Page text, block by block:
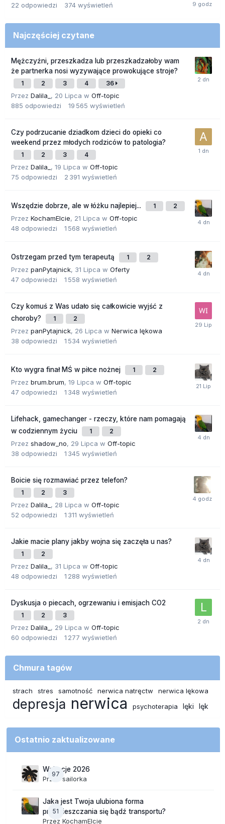
22 odpowiedzi 374 wyświetleń
Najczęściej czytane
Mężczyźni, przeszkadza lub przeszkadzałoby wam
że partnerka nosi wyzywające prowokujące stroje?
1 2 3 4 36
Przez Dalila_ , 20 Lipca w Off-topic
885 odpowiedzi 19 565 wyświetleń
Czy podrzucanie dziadkom dzieci do opieki co
weekend przez młodych rodziców to patologia?
1 2 3 4
Przez Dalila_ , 19 Lipca w Off-topic
75 odpowiedzi 2 391 wyświetleń
Wszędzie dobrze, ale w łóżku najlepiej... 1 2
Przez KochamElcie, 21 Lipca w Off-topic
48 odpowiedzi 1 568 wyświetleń
Ostrzegam przed tym terapeutą 1 2
Przez panPytajnick, 31 Lipca w Oferty
47 odpowiedzi 1 558 wyświetleń
Czy komuś z Was udało się całkowicie wyjść z
choroby?
1 2
Przez panPytajnick, 26 Lipca w Nerwica lękowa
38 odpowiedzi 1 534 wyświetleń
Kto wygra finał MŚ w piłce nożnej 1 2
Przez brum.brum, 19 Lipca w Off-topic
47 odpowiedzi 1 348 wyświetleń
Lifehack, gamechanger - rzeczy, które nam pomagają
w codziennym życiu
1 2
Przez shadow_no, 29 Lipca w Off-topic
38 odpowiedzi 1 345 wyświetleń
Boicie się rozmawiać przez telefon?
1 2 3
Przez Dalila_ , 28 Lipca w Off-topic
52 odpowiedzi 1 311 wyświetleń
Jakie macie plany jakby wojna się zaczęła u nas?
1 2
Przez Dalila_ , 31 Lipca w Off-topic
48 odpowiedzi 1 288 wyświetleń
Dyskusja o piecach, ogrzewaniu i emisjach CO2
1 2 3
Przez Dalila_ , 29 Lipca w Off-topic
60 odpowiedzi 1 277 wyświetleń
Chmura tagów
strach stres samotność nerwica natręctw nerwica lękowa
depresja nerwica psychoterapia lęki lęk
Ostatnio zaktualizowane
97
Wakacje 2026
Przez sailorka
51
Jaka jest Twoja ulubiona forma
przemieszczania się bądź transportu?
Przez KochamElcie